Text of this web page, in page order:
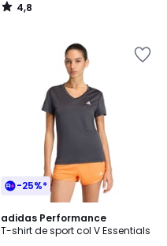
4,8
/
-25%*
adidas Performance
T-shirt de sport col V Essentials
4,6
/ 5